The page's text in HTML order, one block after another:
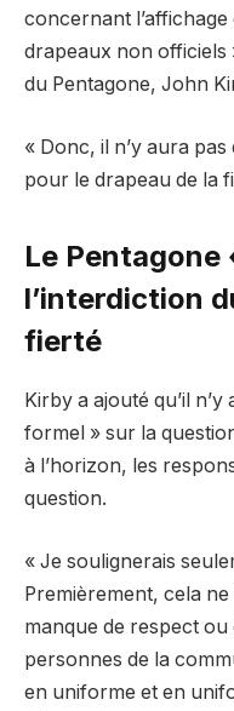
concernant
drapeaux non officiels
du Pentagone, John
« Donc, il n’y aura
pour le drapeau de la
Le
l’interdiction
fierté
Kirby a ajouté qu’il n’y
formel » sur la
à l’horizon, les
question.
« Je soulignerais
Premièrement, cela
manque de respect ou
personnes de la
en uniforme et en